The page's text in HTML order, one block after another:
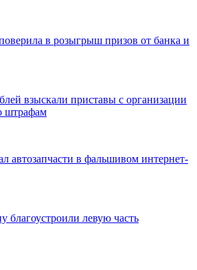
в розыгрыш призов от банка и
взыскали приставы с организации
штрафам
автозапчасти в фальшивом интернет-
благоустроили левую часть